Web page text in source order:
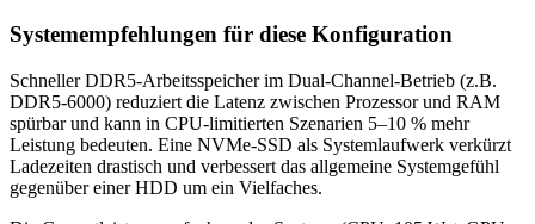
Systemempfehlungen für diese Konfiguration
Schneller DDR5-Arbeitsspeicher im Dual-Channel-Betrieb (z.B.
DDR5-6000) reduziert die Latenz zwischen Prozessor und RAM
spürbar und kann in CPU-limitierten Szenarien 5–10 % mehr
Leistung bedeuten. Eine NVMe-SSD als Systemlaufwerk verkürzt
Ladezeiten drastisch und verbessert das allgemeine Systemgefühl
gegenüber einer HDD um ein Vielfaches.